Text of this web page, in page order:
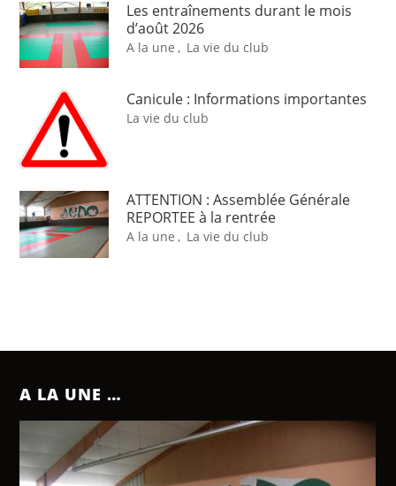
Les entraînements durant le mois
d’août 2026
A la une , La vie du club
Canicule : Informations importantes
La vie du club
ATTENTION : Assemblée Générale
REPORTEE à la rentrée
A la une , La vie du club
A LA UNE …